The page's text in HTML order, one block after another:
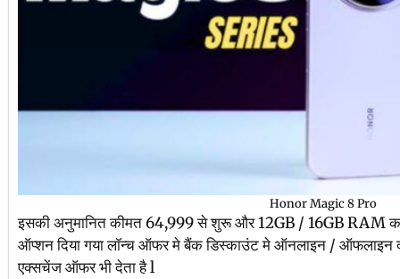
Honor Magic 8 Pro
इसकी अनुमानित कीमत 64,999 से शुरू और 12GB / 16GB RAM
ऑप्शन दिया गया लॉन्च ऑफर मे बैंक डिस्काउंट मे ऑनलाइन / ऑफलाइन
एक्सचेंज ऑफर भी देता है l